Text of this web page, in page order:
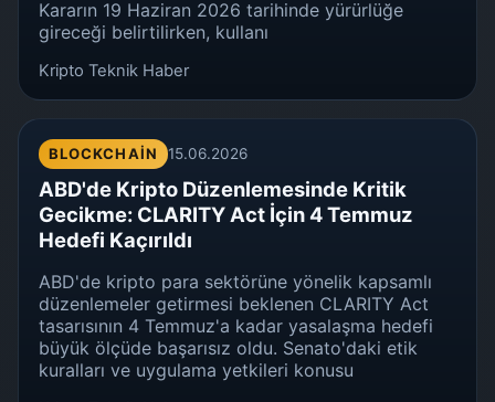
Kararın 19 Haziran 2026 tarihinde yürürlüğe
gireceği belirtilirken, kullanı
Kripto Teknik Haber
BLOCKCHAIN 15.06.2026
ABD'de Kripto Düzenlemesinde Kritik
Gecikme: CLARITY Act İçin 4 Temmuz
Hedefi Kaçırıldı
ABD'de kripto para sektörüne yönelik kapsamlı
düzenlemeler getirmesi beklenen CLARITY Act
tasarısının 4 Temmuz'a kadar yasalaşma hedefi
büyük ölçüde başarısız oldu. Senato'daki etik
kuralları ve uygulama yetkileri konusu